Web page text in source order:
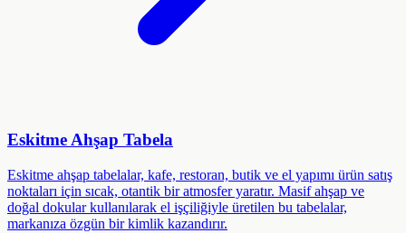
Eskitme Ahşap Tabela
Eskitme ahşap tabelalar, kafe, restoran, butik ve el yapımı ürün satış
noktaları için sıcak, otantik bir atmosfer yaratır. Masif ahşap ve
doğal dokular kullanılarak el işçiliğiyle üretilen bu tabelalar,
markanıza özgün bir kimlik kazandırır.